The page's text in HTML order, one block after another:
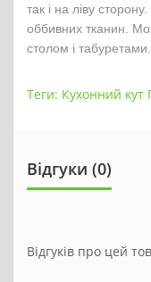
так і на ліву
оббивних тканин.
столом і табуретами.
Теги: Кухонний кут
Відгуки (0)
Відгуків про цей